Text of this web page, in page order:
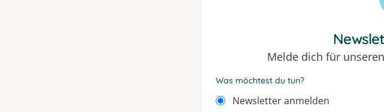
Melde dich für
Was möchtest du tun?
Newsletter anmelden